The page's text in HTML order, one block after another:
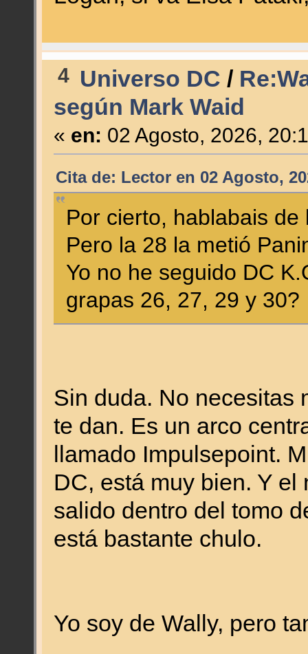
4 Universo DC /
según Mark Waid
« en: 02 Agosto, 2026,
Cita de: Lector en 02 Agosto,
Por cierto, hablabais
Pero la 28 la metió
Yo no he seguido DC
grapas 26, 27, 29 y 30?
Sin duda. No necesitas
te dan. Es un arco
llamado Impulsepoint.
DC, está muy bien. Y
salido dentro del tomo
está bastante chulo.
Yo soy de Wally, pero